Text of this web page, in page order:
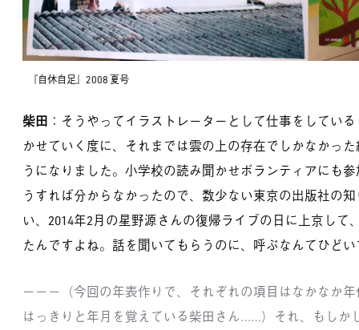
『自休自足』2008 夏号
柴田 ：そうやってイラストレーターとして仕事をしてい
かせていく度に、それまでは雲の上の存在でしかなかっ
うになりました。小学校の読み聞かせボランティアにも
うすれば分からなかったので、数少ない東京の出版社の
い、2014年2月の星野源さんの復帰ライブの日に上京し
たんですよね。話を聞いてもらうのに、呼ぶなんてひど
－－－（今回の年表作りで、それぞれの項目はなかなか
はっきりと年月を覚えている柴田さん……）それ、もしか